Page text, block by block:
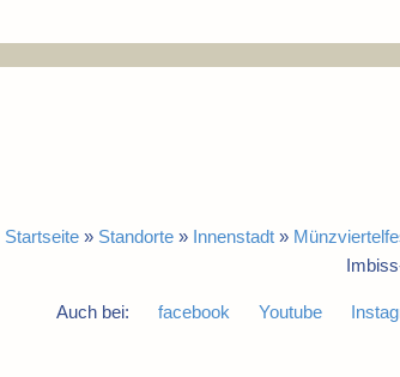
Startseite » Standorte » Innenstadt »
Auch bei: facebook Youtube